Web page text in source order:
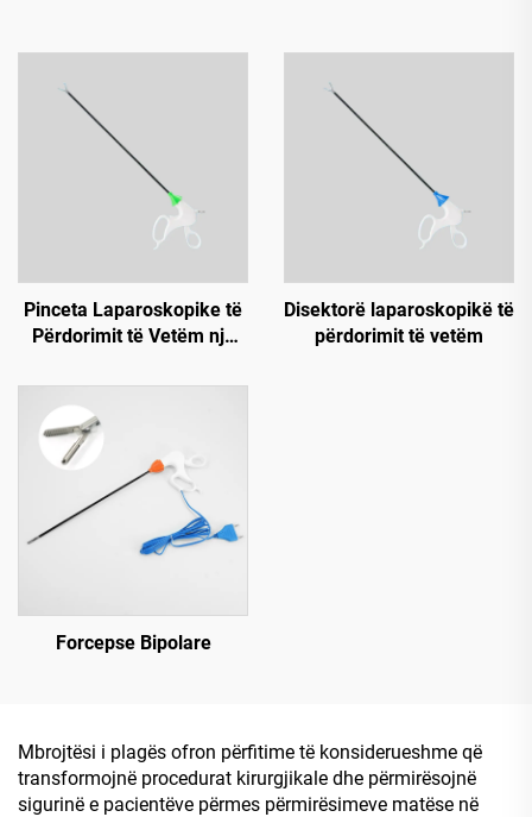
Pinceta Laparoskopike të
Përdorimit të Vetëm një
ratchet)
Disektorë laparoskopikë të
përdorimit të vetëm
Forcepse Bipolare
Mbrojtësi i plagës ofron përfitime të konsiderueshme që
transformojnë procedurat kirurgjikale dhe përmirësojnë
sigurinë e pacientëve përmes përmirësimeve matëse në